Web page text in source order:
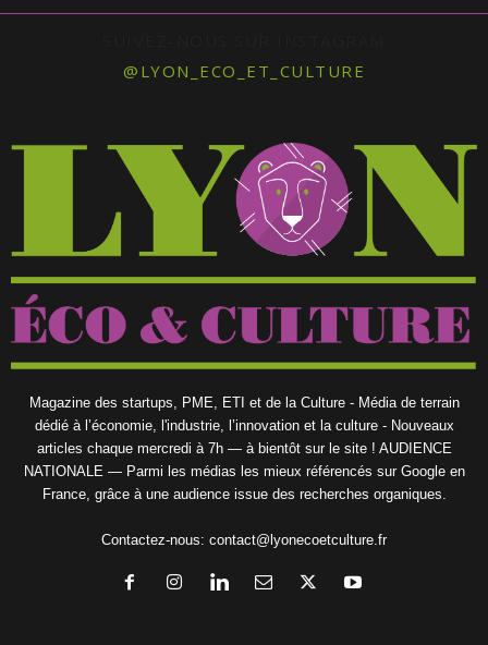
@LYON_ECO_ET_CULTURE
Magazine des startups, PME, ETI et de la Culture - Média de terrain
dédié à l’économie, l'industrie, l’innovation et la culture - Nouveaux
articles chaque mercredi à 7h — à bientôt sur le site ! AUDIENCE
NATIONALE — Parmi les médias les mieux référencés sur Google en
France, grâce à une audience issue des recherches organiques.
Contactez-nous: contact@lyonecoetculture.fr